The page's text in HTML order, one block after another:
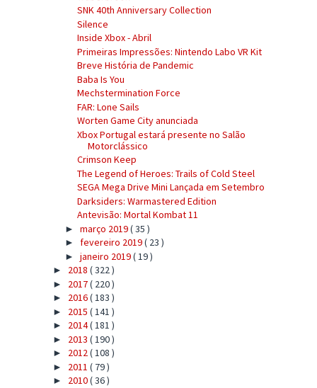
SNK 40th Anniversary Collection
Silence
Inside Xbox - Abril
Primeiras Impressões: Nintendo Labo VR Kit
Breve História de Pandemic
Baba Is You
Mechstermination Force
FAR: Lone Sails
Worten Game City anunciada
Xbox Portugal estará presente no Salão
Motorclássico
Crimson Keep
The Legend of Heroes: Trails of Cold Steel
SEGA Mega Drive Mini Lançada em Setembro
Darksiders: Warmastered Edition
Antevisão: Mortal Kombat 11
► março 2019( 35 )
► fevereiro 2019( 23 )
► janeiro 2019( 19 )
► 2018 ( 322 )
► 2017( 220 )
► 2016( 183 )
► 2015 ( 141 )
► 2014( 181 )
► 2013 ( 190 )
► 2012( 108 )
► 2011 ( 79 )
► 2010( 36 )